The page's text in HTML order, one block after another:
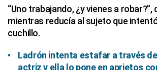
“Uno trabajando, ¿y vienes a robar?”,
mientras reducía al sujeto que
cuchillo.
Ladrón intenta estafar a través
actriz y ella lo pone en aprietos